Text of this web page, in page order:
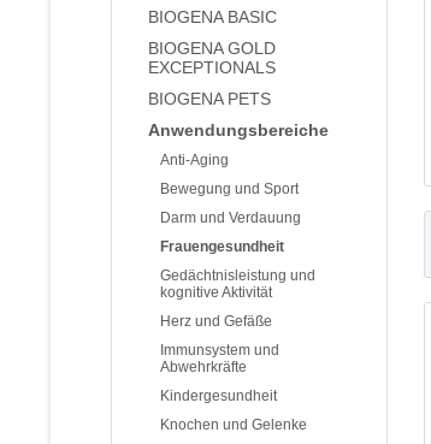
BIOGENA BASIC
BIOGENA GOLD
EXCEPTIONALS
BIOGENA PETS
Anwendungsbereiche
Anti-Aging
Bewegung und Sport
Darm und Verdauung
Frauengesundheit
Gedächtnisleistung und
kognitive Aktivität
Herz und Gefäße
Immunsystem und
Abwehrkräfte
Kindergesundheit
Knochen und Gelenke